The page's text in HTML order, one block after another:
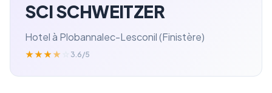
SCI SCHWEITZER
Hotel à Plobannalec-Lesconil (Finistère)
★★★★ 3.6/5